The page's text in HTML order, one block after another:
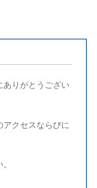
ありがとうござい
アクセスならびに